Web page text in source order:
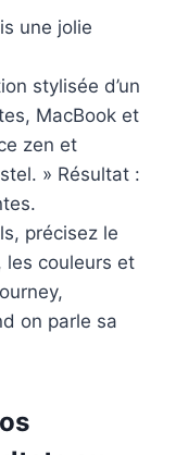
une jolie
stylisée d’un
MacBook et
zen et
» Résultat :
précisez le
les couleurs et
on parle sa